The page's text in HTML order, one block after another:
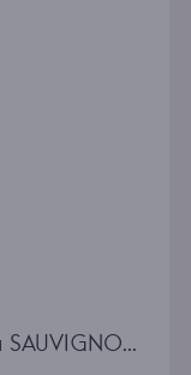
CONDE JOSE Reserva Privada SAUVIGNON BLANC